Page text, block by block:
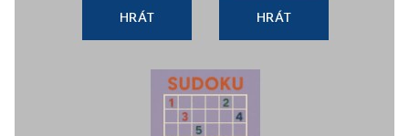
HRÁT HRÁT